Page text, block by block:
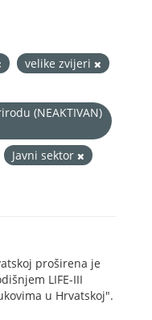
velike zvijeri
(NEAKTIVAN)
Javni sektor
proširena je
LIFE-III
u Hrvatskoj".